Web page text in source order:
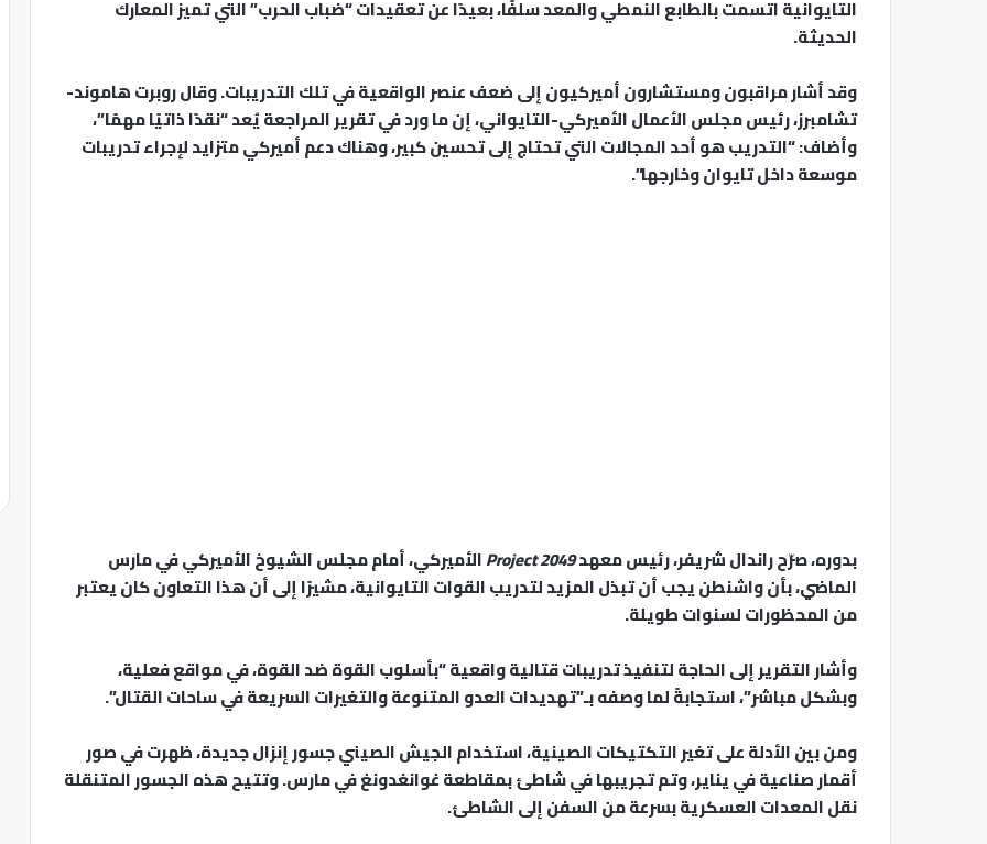
التايوانية اتسمت بالطابع النمطي والمعد سلفًا، بعيدًا عن تعقيدات “ضباب الحرب” التي تميز المعارك
الحديثة.
وقد أشار مراقبون ومستشارون أميركيون إلى ضعف عنصر الواقعية في تلك التدريبات. وقال روبرت هاموند-
تشامبرز، رئيس مجلس الأعمال الأميركي-التايواني، إن ما ورد في تقرير المراجعة يُعد “نقدًا ذاتيًا مهمًا”،
وأضاف: “التدريب هو أحد المجالات التي تحتاج إلى تحسين كبير، وهناك دعم أميركي متزايد لإجراء تدريبات
موسعة داخل تايوان وخارجها”.
بدوره، صرّح راندال شريفر، رئيس معهدProject 2049الأميركي، أمام مجلس الشيوخ الأميركي في مارس
الماضي، بأن واشنطن يجب أن تبذل المزيد لتدريب القوات التايوانية، مشيرًا إلى أن هذا التعاون كان يعتبر
من المحظورات لسنوات طويلة.
وأشار التقرير إلى الحاجة لتنفيذ تدريبات قتالية واقعية “بأسلوب القوة ضد القوة، في مواقع فعلية،
وبشكل مباشر”، استجابةً لما وصفه بـ”تهديدات العدو المتنوعة والتغيرات السريعة في ساحات القتال”.
ومن بين الأدلة على تغير التكتيكات الصينية، استخدام الجيش الصيني جسور إنزال جديدة، ظهرت في صور
أقمار صناعية في يناير، وتم تجريبها في شاطئ بمقاطعة غوانغدونغ في مارس. وتتيح هذه الجسور المتنقلة
نقل المعدات العسكرية بسرعة من السفن إلى الشاطئ.